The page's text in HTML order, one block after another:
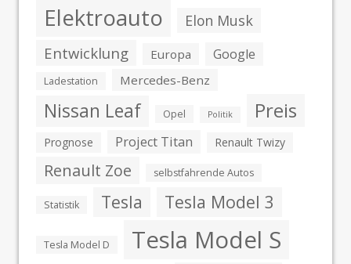
Elektroauto Elon Musk
Entwicklung Europa Google
Ladestation Mercedes-Benz
Nissan Leaf Opel Politik Preis
Prognose Project Titan Renault Twizy
Renault Zoe selbstfahrende Autos
Statistik Tesla Tesla Model 3
Tesla Model D Tesla Model S